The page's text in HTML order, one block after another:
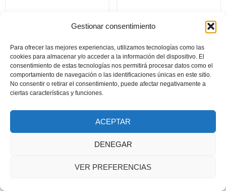
Gestionar consentimiento
Para ofrecer las mejores experiencias, utilizamos tecnologías como las
cookies para almacenar y/o acceder a la información del dispositivo. El
consentimiento de estas tecnologías nos permitirá procesar datos como el
comportamiento de navegación o las identificaciones únicas en este sitio.
No consentir o retirar el consentimiento, puede afectar negativamente a
ciertas características y funciones.
ACEPTAR
DENEGAR
VER PREFERENCIAS
iconos bizantinos
de las fresas salvajes.
2024 © Todos los derechos reservados. Diseñado por Asa
Publicidad y Fotografía